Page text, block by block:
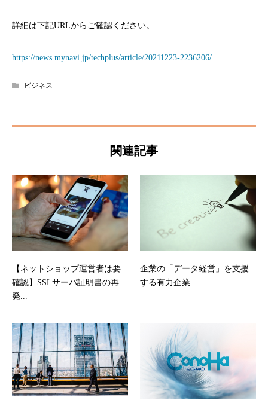
詳細は下記URLからご確認ください。
https://news.mynavi.jp/techplus/article/20211223-2236206/
ビジネス
関連記事
【ネットショップ運営者は要
確認】SSLサーバ証明書の再
発...
企業の「データ経営」を支援
する有力企業